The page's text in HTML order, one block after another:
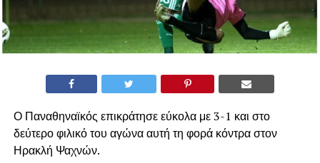
Ο Παναθηναϊκός επικράτησε εύκολα με 3-1 και στο
δεύτερο φιλικό του αγώνα αυτή τη φορά κόντρα στον
Ηρακλή Ψαχνών.